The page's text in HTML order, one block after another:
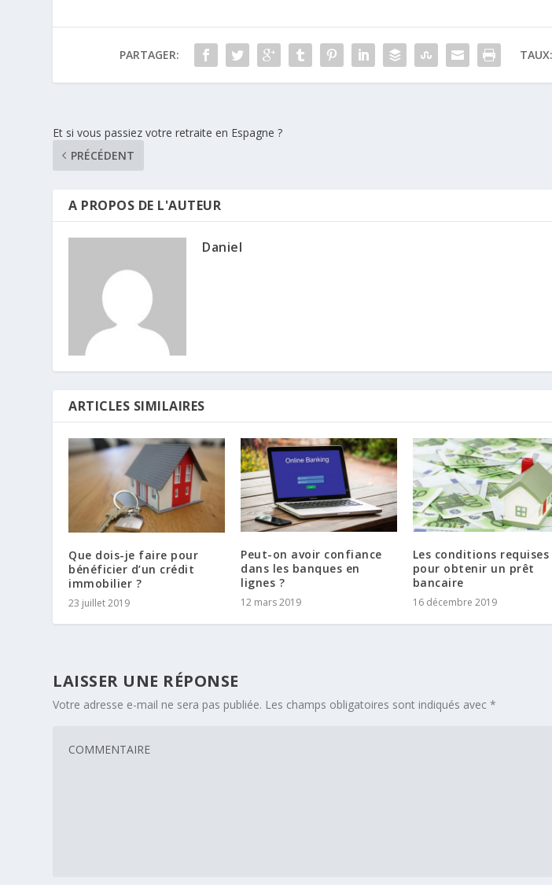
PARTAGER: TAUX:
Et si vous passiez votre retraite en Espagne ?
PRÉCÉDENT
A PROPOS DE L'AUTEUR
Daniel
ARTICLES SIMILAIRES
Que dois-je faire pour
bénéficier d’un crédit
immobilier ?
23 juillet 2019
Peut-on avoir confiance
dans les banques en
lignes ?
12 mars 2019
Les conditions requises
pour obtenir un prêt
bancaire
16 décembre 2019
LAISSER UNE RÉPONSE
Votre adresse e-mail ne sera pas publiée. Les champs obligatoires sont indiqués avec*